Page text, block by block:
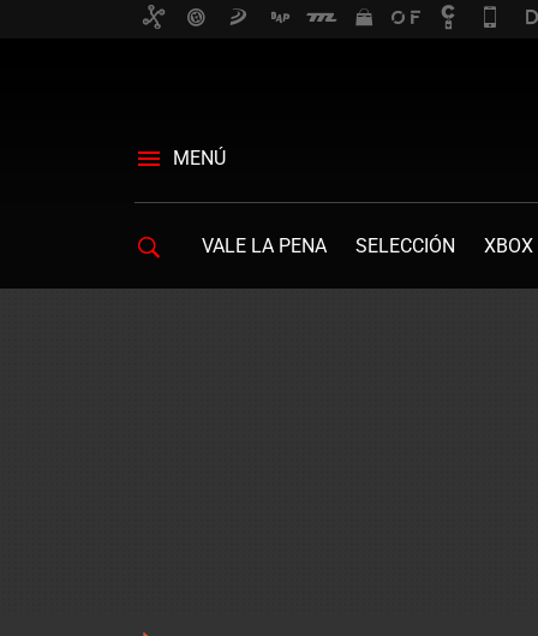
MENÚ
VALE LA PENA SELECCIÓN